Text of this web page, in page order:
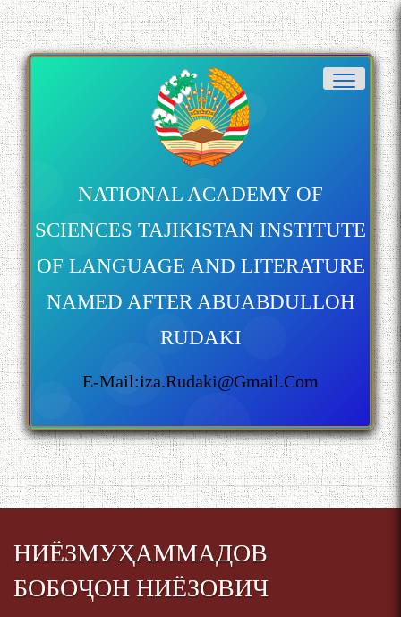
NATIONAL ACADEMY OF
SCIENCES TAJIKISTAN INSTITUTE
OF LANGUAGE AND LITERATURE
NAMED AFTER ABUABDULLOH
RUDAKI
E-Mail:iza.rudaki@gmail.com
НИЁЗМУҲАММАДОВ
БОБОҶОН НИЁЗОВИЧ